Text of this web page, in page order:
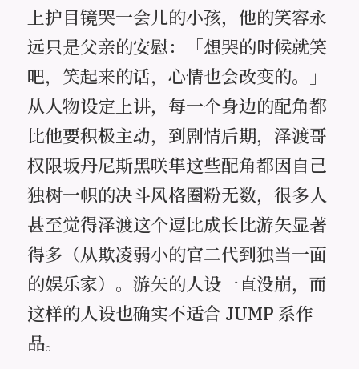
上护目镜哭一会儿的小孩，他的笑容永
远只是父亲的安慰：「想哭的时候就笑
吧，笑起来的话，心情也会改变的。」
从人物设定上讲，每一个身边的配角都
比他要积极主动，到剧情后期，泽渡哥
权限坂丹尼斯黑咲隼这些配角都因自己
独树一帜的决斗风格圈粉无数，很多人
甚至觉得泽渡这个逗比成长比游矢显著
得多（从欺凌弱小的官二代到独当一面
的娱乐家）。游矢的人设一直没崩，而
这样的人设也确实不适合 JUMP 系作
品。